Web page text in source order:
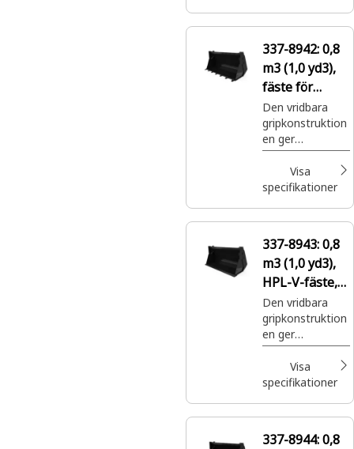
337-8942:0,8
m3 (1,0 yd3),
fäste för
slirstyrda
lastare,
bultmonterad
e tänder
Den vridbara
gripkonstruktion
en ger
överlägsen
prestanda i en
rad olika
Visa
specifikationer
337-8943:0,8
m3 (1,0 yd3),
HPL-V-fäste,
bultmonterat
skärstål
Den vridbara
gripkonstruktion
en ger
överlägsen
prestanda i en
rad olika
Visa
specifikationer
337-8944:0,8